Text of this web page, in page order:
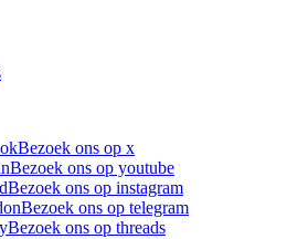
Bezoek ons op x
Bezoek ons op youtube
Bezoek ons op instagram
Bezoek ons op telegram
Bezoek ons op threads